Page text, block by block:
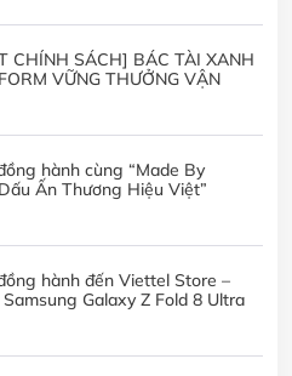
CHÍNH SÁCH] BÁC TÀI XANH
VỮNG THƯỞNG VẬN
hành cùng “Made By
Ấn Thương Hiệu Việt”
hành đến Viettel Store –
Galaxy Z Fold 8 Ultra